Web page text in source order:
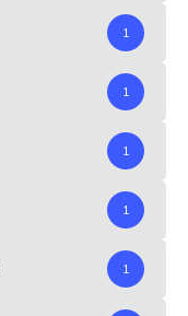
1
1
1
1
1